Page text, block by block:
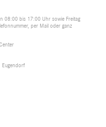
08:00 bis 17:00 Uhr sowie Freitag
per Mail oder ganz
Eugendorf